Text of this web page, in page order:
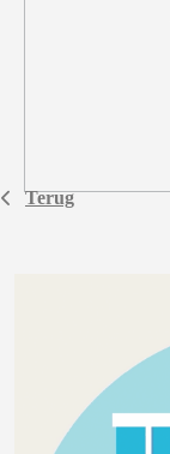
Terug